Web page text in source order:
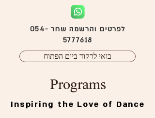
לפרטים והרשמה שחר 054-
5777618
בואי לרקוד ביום הפתוח
Programs
Inspiring the Love of Dance